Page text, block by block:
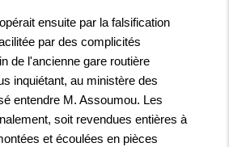
ensuite par la falsification
par des complicités
de l'ancienne gare routière
inquiétant, au ministère des
entendre M. Assoumou. Les
soit revendues entières à
et écoulées en pièces